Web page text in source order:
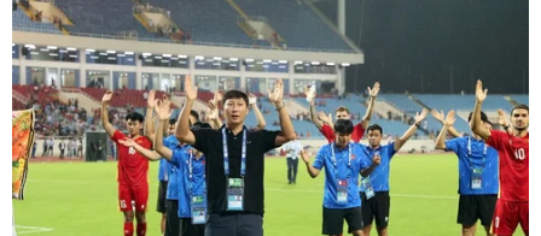
hoặc số người trong một hộ gia đình; người
tham gia chụp ảnh tập thể phải đeo khẩu trang;
các rạp hát, rạp chiếu phim không được ngồi
quá 85% số ghế, trong cùng một hàng ghế không
bố trí quá 6 chỗ ngồi liên tiếp.
Ngoài ra, bắt đầu từ ngày 30/7, các công ty tàu